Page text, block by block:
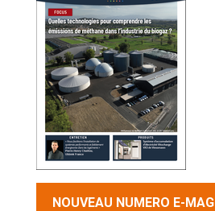
NOUVEAU NUMERO E-MAG